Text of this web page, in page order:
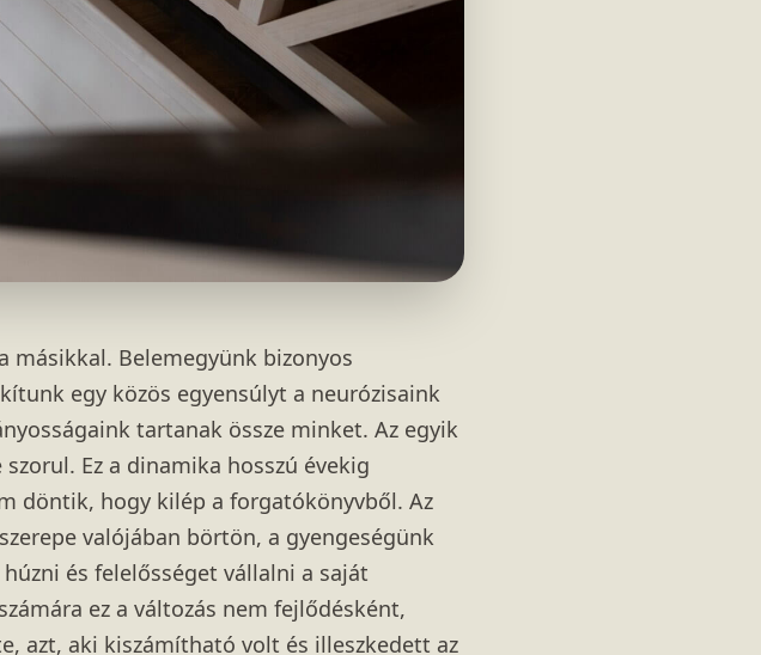
Belemegyünk bizonyos
egy közös egyensúlyt a neurózisaink
tartanak össze minket. Az egyik
Ez a dinamika hosszú évekig
döntik, hogy kilép a forgatókönyvből. Az
valójában börtön, a gyengeségünk
és felelősséget vállalni a saját
ez a változás nem fejlődésként,
azt, aki kiszámítható volt és illeszkedett az